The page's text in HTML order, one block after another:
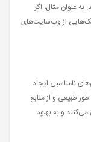
عنوان مثال، اگر
از وب‌سایت‌های
نامناسبی ایجاد
طبیعی و از منابع
و به بهبود